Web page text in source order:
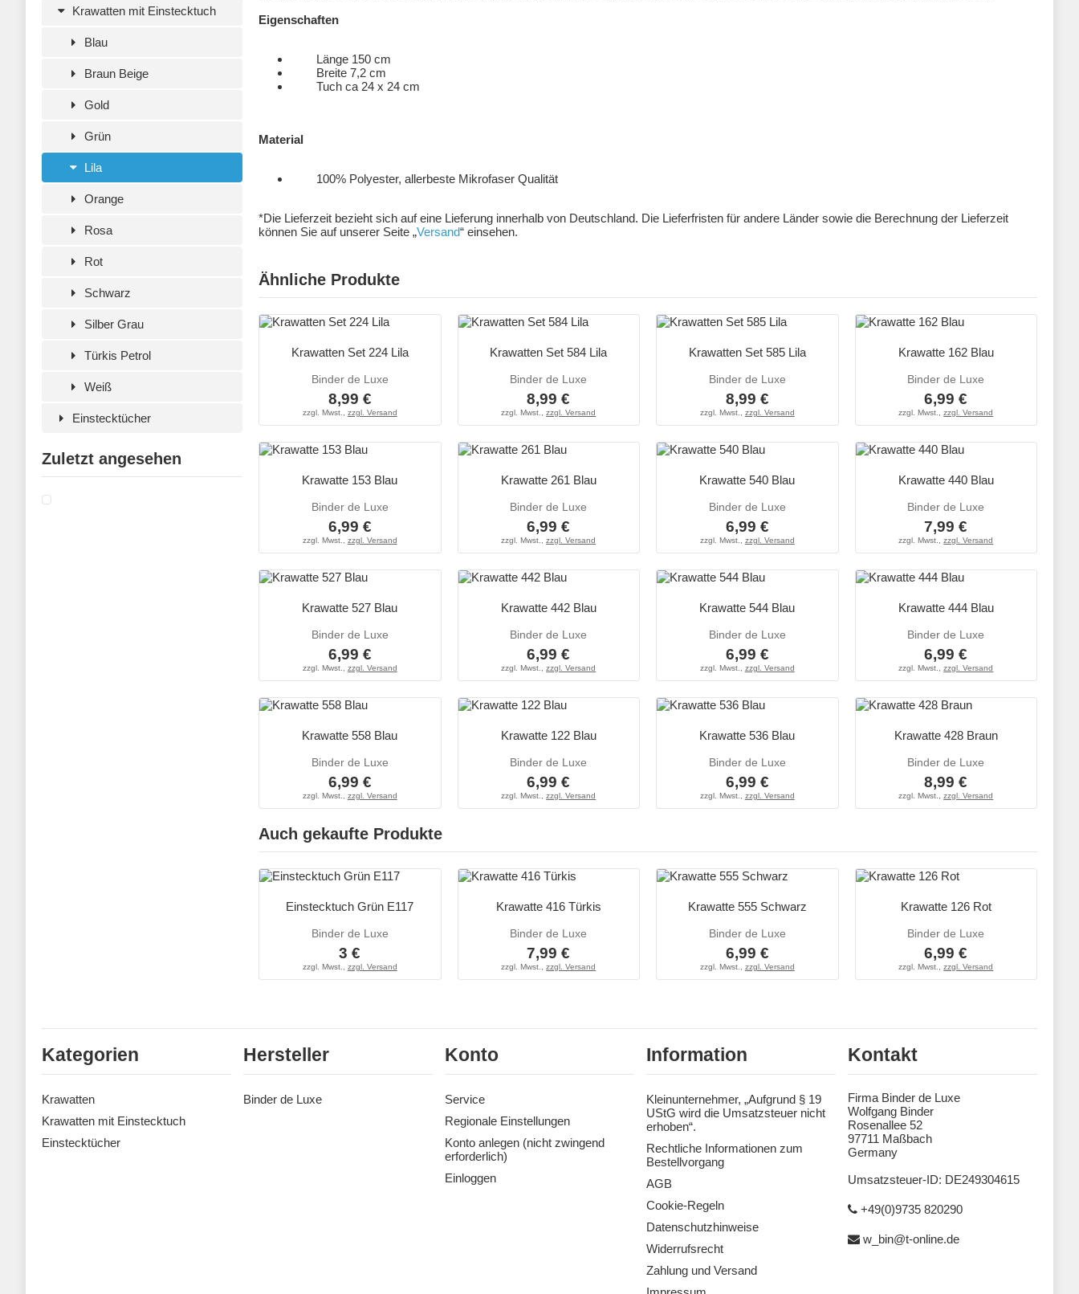
Krawatten mit Einstecktuch
Blau
Braun Beige
Gold
Grün
Lila
Orange
Rosa
Rot
Schwarz
Silber Grau
Türkis Petrol
Weiß
Einstecktücher
Zuletzt angesehen
Eigenschaften
Länge 150 cm
Breite 7,2 cm
Tuch ca 24 x 24 cm
Material
100% Polyester, allerbeste Mikrofaser Qualität
*Die Lieferzeit bezieht sich auf eine Lieferung innerhalb von Deutschland. Die Lieferfristen für andere Länder sowie die Berechnung der Lieferzeit
können Sie auf unserer Seite „Versand“ einsehen.
Ähnliche Produkte
Krawatten Set 224 Lila
Binder de Luxe
8,99 €
zzgl. Mwst., zzgl. Versand
Krawatten Set 584 Lila
Binder de Luxe
8,99 €
zzgl. Mwst.,zzgl. Versand
Krawatten Set 585 Lila
Binder de Luxe
8,99 €
zzgl. Mwst., zzgl. Versand
Krawatte 162 Blau
Binder de Luxe
6,99 €
zzgl. Mwst.,zzgl. Versand
Krawatte 153 Blau
Binder de Luxe
6,99 €
zzgl. Mwst., zzgl. Versand
Krawatte 261 Blau
Binder de Luxe
6,99 €
zzgl. Mwst.,zzgl. Versand
Krawatte 540 Blau
Binder de Luxe
6,99 €
zzgl. Mwst., zzgl. Versand
Krawatte 440 Blau
Binder de Luxe
7,99 €
zzgl. Mwst.,zzgl. Versand
Krawatte 527 Blau
Binder de Luxe
6,99 €
zzgl. Mwst., zzgl. Versand
Krawatte 442 Blau
Binder de Luxe
6,99 €
zzgl. Mwst.,zzgl. Versand
Krawatte 544 Blau
Binder de Luxe
6,99 €
zzgl. Mwst., zzgl. Versand
Krawatte 444 Blau
Binder de Luxe
6,99 €
zzgl. Mwst.,zzgl. Versand
Krawatte 558 Blau
Binder de Luxe
6,99 €
zzgl. Mwst., zzgl. Versand
Krawatte 122 Blau
Binder de Luxe
6,99 €
zzgl. Mwst.,zzgl. Versand
Krawatte 536 Blau
Binder de Luxe
6,99 €
zzgl. Mwst., zzgl. Versand
Krawatte 428 Braun
Binder de Luxe
8,99 €
zzgl. Mwst.,zzgl. Versand
Auch gekaufte Produkte
Einstecktuch Grün E117
Binder de Luxe
3 €
zzgl. Mwst., zzgl. Versand
Krawatte 416 Türkis
Binder de Luxe
7,99 €
zzgl. Mwst.,zzgl. Versand
Krawatte 555 Schwarz
Binder de Luxe
6,99 €
zzgl. Mwst., zzgl. Versand
Krawatte 126 Rot
Binder de Luxe
6,99 €
zzgl. Mwst.,zzgl. Versand
Kategorien
Krawatten
Krawatten mit Einstecktuch
Einstecktücher
Hersteller
Binder de Luxe
Konto
Service
Regionale Einstellungen
Konto anlegen (nicht zwingend
erforderlich)
Einloggen
Information
Kleinunternehmer, „Aufgrund § 19
UStG wird die Umsatzsteuer nicht
erhoben“.
Rechtliche Informationen zum
Bestellvorgang
AGB
Cookie-Regeln
Datenschutzhinweise
Widerrufsrecht
Zahlung und Versand
Kontakt
Firma Binder de Luxe
Wolfgang Binder
Rosenallee 52
97711 Maßbach
Germany
Umsatzsteuer-ID: DE249304615
+49(0)9735 820290
w_bin@t-online.de